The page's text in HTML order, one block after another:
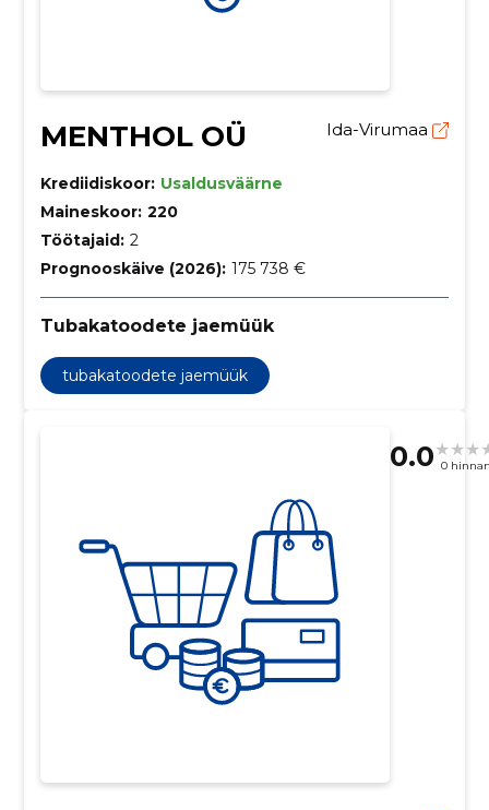
MENTHOL OÜ Ida-Virumaa
Krediidiskoor: Usaldusväärne
Maineskoor: 220
Töötajaid: 2
Prognooskäive (2026): 175 738 €
Tubakatoodete jaemüük
tubakatoodete jaemüük
0.0 0